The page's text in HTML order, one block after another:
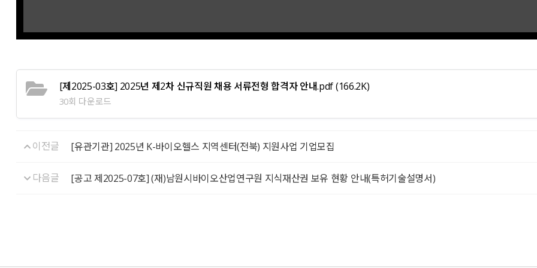
[제2025-03호] 2025년 제2차 신규직원 채용 서류전형 합격자 안내.pdf(166.2K)
30회 다운로드
이전글 [유관기관] 2025년 K-바이오헬스 지역센터(전북) 지원사업 기업모집
다음글 [공고 제2025-07호] (재)남원시바이오산업연구원 지식재산권 보유 현황 안내(특허기술설명서)